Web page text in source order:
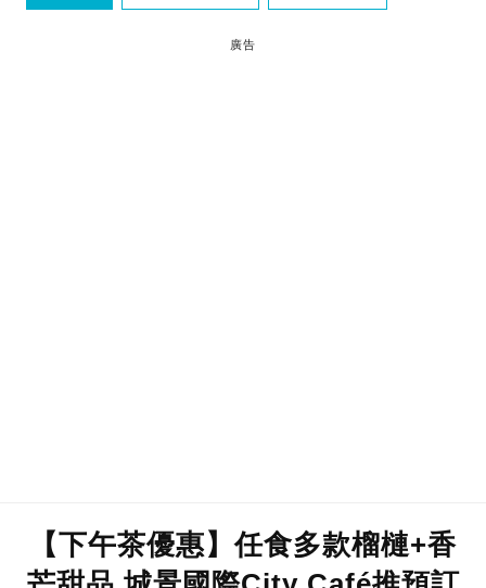
香港新店
廣告
【下午茶優惠】任食多款榴槤+香